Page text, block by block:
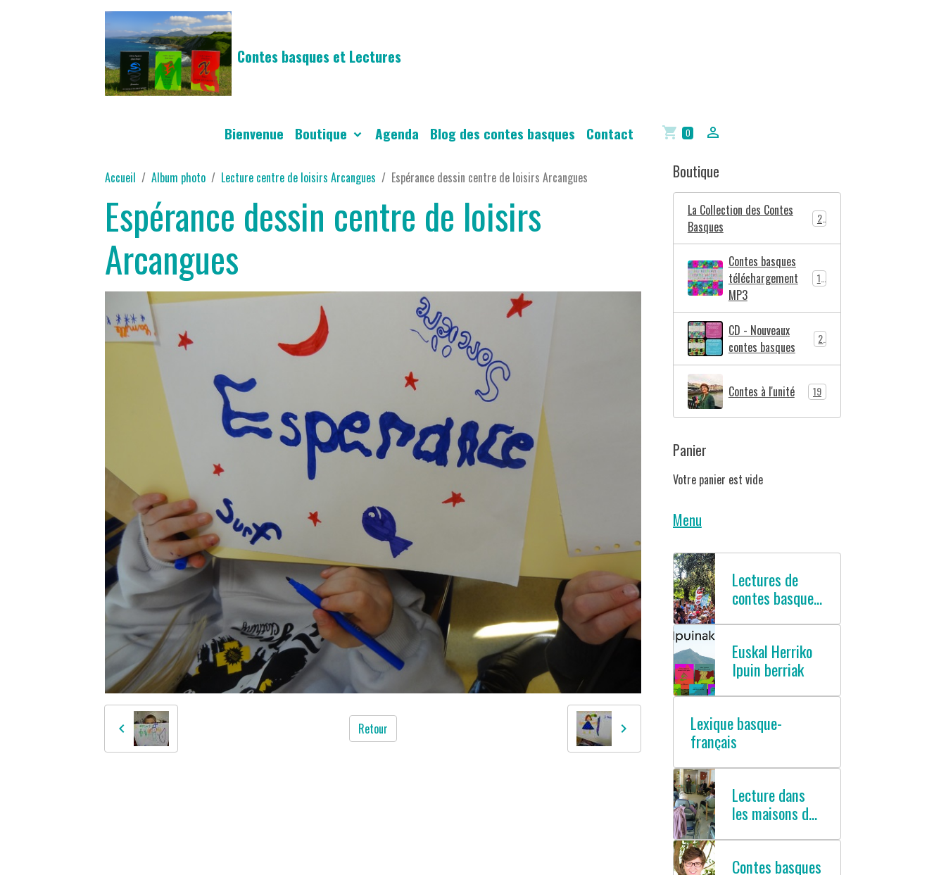
Contes basques et Lectures
Bienvenue Boutique Agenda Blog des contes basques Contact 0
Accueil Album photo Lecture centre de loisirs Arcangues Espérance dessin centre de loisirs Arcangues
Espérance dessin centre de loisirs
Arcangues
Retour
Boutique
La Collection des Contes
Basques
2
Contes basques
téléchargement
MP3
CD - Nouveaux
contes basques
Contes à l'unité 19
Panier
Votre panier est vide
Menu
Lectures de
contes basques
Euskal Herriko
Ipuin berriak
Lexique basque-
français
Lecture dans
les maisons de
Contes basques